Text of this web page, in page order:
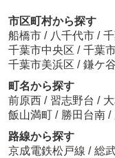
市区町村から探す
船橋市 / 八千代市 /
千葉市中央区 / 千葉
千葉市美浜区 / 鎌ケ
町名から探す
前原西 / 習志野台 /
飯山満町 / 勝田台南 /
路線から探す
京成電鉄松戸線 / 総